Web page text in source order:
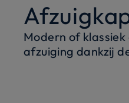
Modern of
afzuiging dankzij
een modern